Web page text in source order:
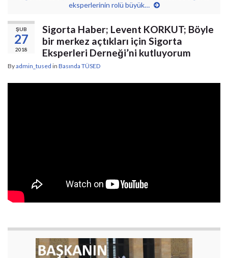
eksperlerinin rolü büyük…
ŞUB
27
2018
Sigorta Haber; Levent KORKUT; Böyle
bir merkez açtıkları için Sigorta
Eksperleri Derneği’ni kutluyorum
Byadmin_tused in Basında TÜSED